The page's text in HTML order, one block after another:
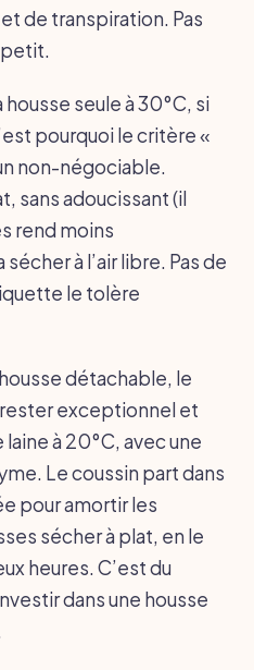
de transpiration. Pas
petit.
seule à 30°C, si
pourquoi le critère «
non-négociable.
sans adoucissant (il
rend moins
à l’air libre. Pas de
le tolère
détachable, le
exceptionnel et
à 20°C, avec une
Le coussin part dans
pour amortir les
sécher à plat, en le
heures. C’est du
dans une housse